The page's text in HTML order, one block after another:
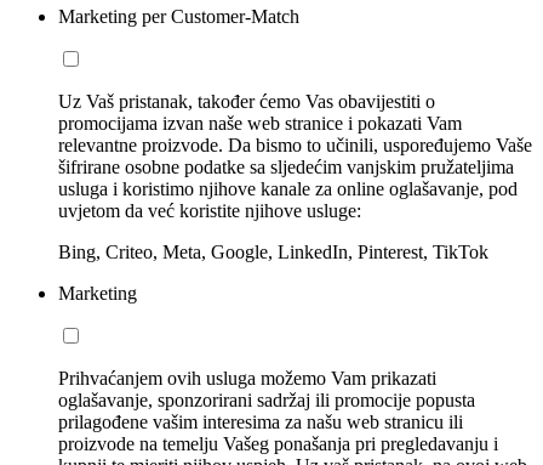
Marketing per Customer-Match
Uz Vaš pristanak, također ćemo Vas obavijestiti o
promocijama izvan naše web stranice i pokazati Vam
relevantne proizvode. Da bismo to učinili, uspoređujemo Vaše
šifrirane osobne podatke sa sljedećim vanjskim pružateljima
usluga i koristimo njihove kanale za online oglašavanje, pod
uvjetom da već koristite njihove usluge:
Bing, Criteo, Meta, Google, LinkedIn, Pinterest, TikTok
Marketing
Prihvaćanjem ovih usluga možemo Vam prikazati
oglašavanje, sponzorirani sadržaj ili promocije popusta
prilagođene vašim interesima za našu web stranicu ili
proizvode na temelju Vašeg ponašanja pri pregledavanju i